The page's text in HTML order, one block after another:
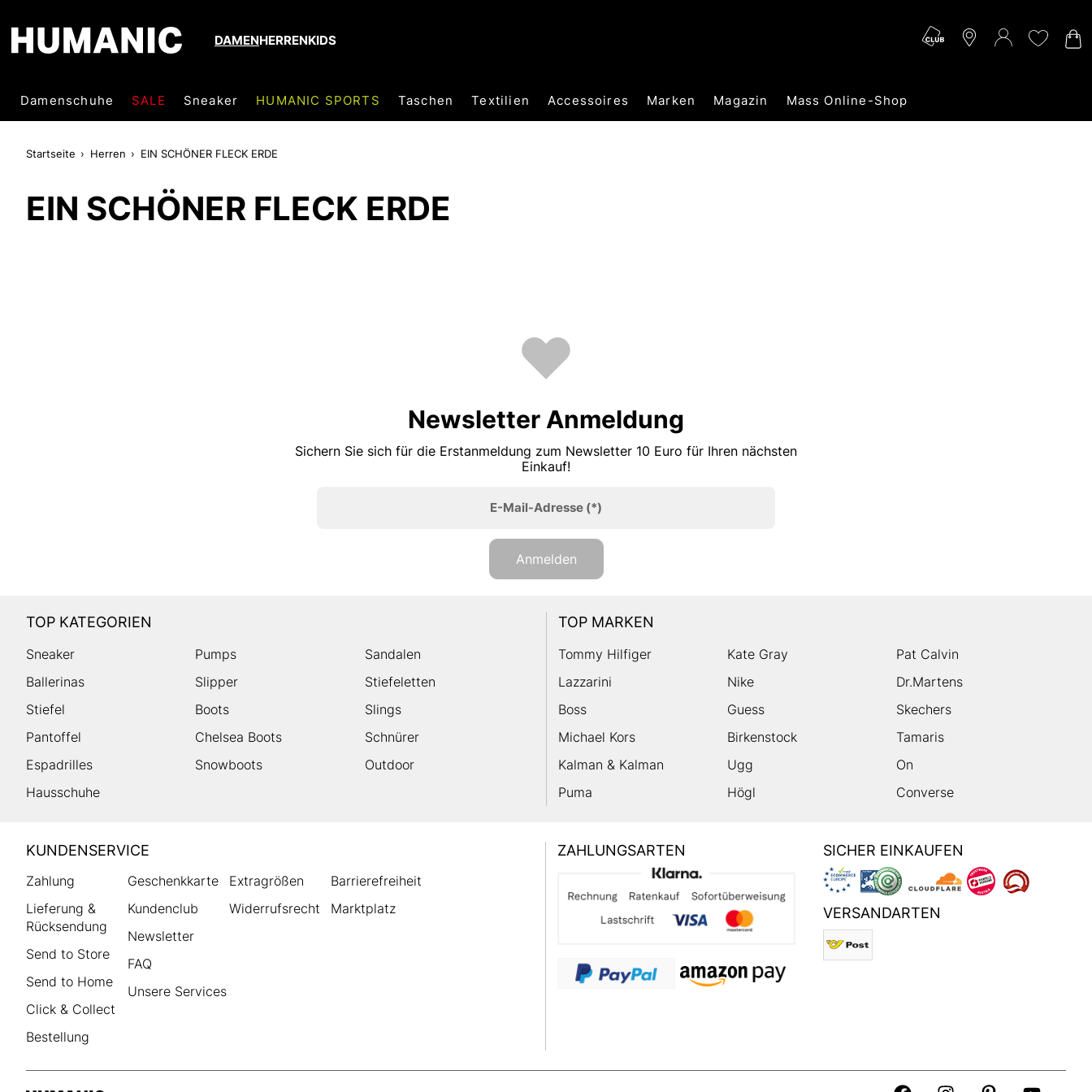
DAMENHERRENKIDS
Damenschuhe SALE Sneaker HUMANIC SPORTS Taschen Textilien Accessoires Marken Magazin Mass Online-Shop
Startseite Herren EIN SCHÖNER FLECK ERDE
EIN SCHÖNER FLECK ERDE
Newsletter Anmeldung
Sichern Sie sich für die Erstanmeldung zum Newsletter 10 Euro für Ihren nächsten
Einkauf!
E-Mail-Adresse(*)
Anmelden
TOP KATEGORIEN
Sneaker Pumps
Sandalen
Ballerinas
Slipper
Stiefeletten
Stiefel
Boots
Slings
Pantoffel
Chelsea Boots
Schnürer
Espadrilles
Snowboots
Outdoor
Hausschuhe
TOP MARKEN
Tommy Hilfiger Kate Gray
Pat Calvin
Lazzarini
Nike
Dr.Martens
Boss
Guess
Skechers
Michael Kors
Birkenstock
Tamaris
Kalman & Kalman
Ugg
On
Puma
Högl Converse
HUMANIC
Footer
KUNDENSERVICE
Zahlung
Lieferung &
Rücksendung
Send to Store
Send to Home
Click & Collect
Bestellung
Geschenkkarte
Kundenclub
Newsletter
FAQ
Unsere Services
Extragrößen
Widerrufsrecht
Barrierefreiheit
Marktplatz
ZAHLUNGSARTEN SICHER EINKAUFEN
VERSANDARTEN